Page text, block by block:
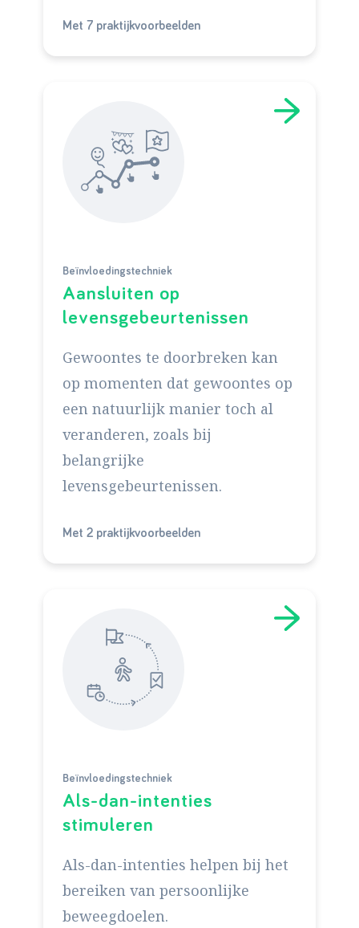
Met 7 praktijkvoorbeelden
Beïnvloedingstechniek
Aansluiten op
levensgebeurtenissen
Gewoontes te doorbreken kan
op momenten dat gewoontes op
een natuurlijk manier toch al
veranderen, zoals bij
belangrijke
levensgebeurtenissen.
Met 2 praktijkvoorbeelden
Beïnvloedingstechniek
Als-dan-intenties
stimuleren
Als-dan-intenties helpen bij het
bereiken van persoonlijke
beweegdoelen.